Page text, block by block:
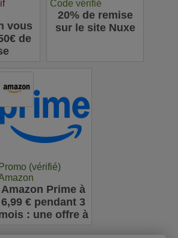
vous
de
Code vérifié
20% de remise
sur le site Nuxe
Promo (vérifié)
Amazon Prime à
6,99 € pendant 3
: une offre à